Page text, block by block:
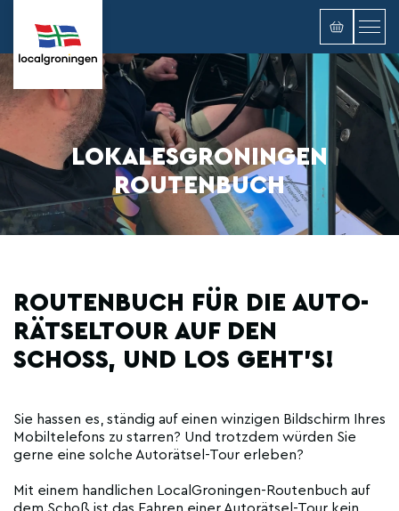
LOKALESGRONINGEN
ROUTENBUCH
ROUTENBUCH FÜR DIE AUTO-
RÄTSELTOUR AUF DEN
SCHOSS, UND LOS GEHT'S!
Sie hassen es, ständig auf einen winzigen Bildschirm Ihres
Mobiltelefons zu starren? Und trotzdem würden Sie
gerne eine solche Autorätsel-Tour erleben?
Mit einem handlichen LocalGroningen-Routenbuch auf